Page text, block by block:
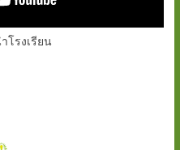
โรงเรียน